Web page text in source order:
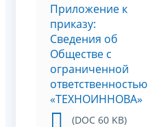
Приложение к
приказу:
Сведения об
Обществе с
ограниченной
ответственностью
«ТЕХНОИННОВА»
(DOC 60 KB)